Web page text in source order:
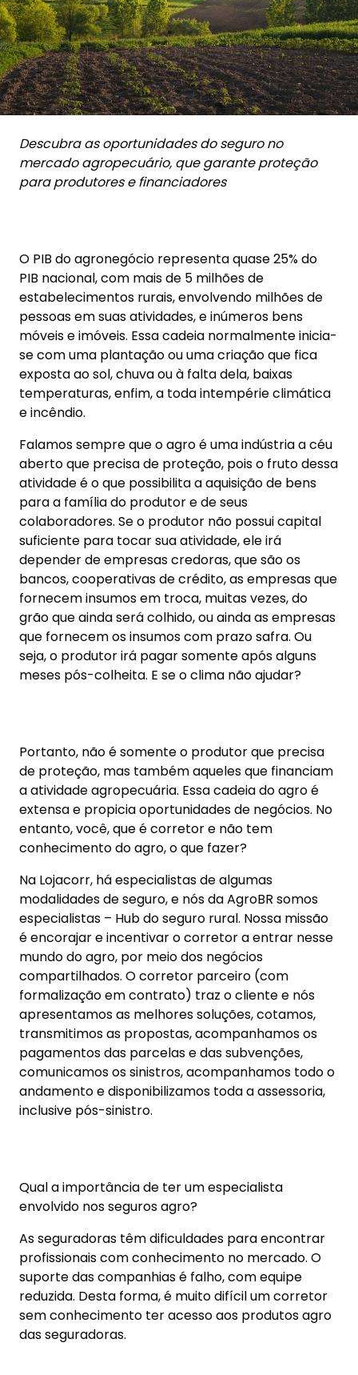
Descubra as oportunidades do seguro no
mercado agropecuário, que garante proteção
para produtores e financiadores
O PIB do agronegócio representa quase 25% do
PIB nacional, com mais de 5 milhões de
estabelecimentos rurais, envolvendo milhões de
pessoas em suas atividades, e inúmeros bens
móveis e imóveis. Essa cadeia normalmente inicia-
e incêndio.
Falamos sempre que o agro é uma indústria a céu
aberto que precisa de proteção, pois o fruto dessa
atividade é o que possibilita a aquisição de bens
para a família do produtor e de seus
colaboradores. Se o produtor não possui capital
suficiente para tocar sua atividade, ele irá
depender de empresas credoras, que são os
bancos, cooperativas de crédito, as empresas que
fornecem insumos em troca, muitas vezes, do
grão que ainda será colhido, ou ainda as empresas
que fornecem os insumos com prazo safra. Ou
seja, o produtor irá pagar somente após alguns
meses pós-colheita. E se o clima não ajudar?
Portanto, não é somente o produtor que precisa
de proteção, mas também aqueles que financiam
a atividade agropecuária. Essa cadeia do agro é
extensa e propicia oportunidades de negócios. No
entanto, você, que é corretor e não tem
conhecimento do agro, o que fazer?
Na Lojacorr, há especialistas de algumas
mundo do agro, por meio dos negócios
compartilhados. O corretor parceiro (com
formalização em contrato) traz o cliente e nós
apresentamos as melhores soluções, cotamos,
transmitimos as propostas, acompanhamos os
pagamentos das parcelas e das subvenções,
comunicamos os sinistros, acompanhamos todo o
andamento e disponibilizamos toda a assessoria,
inclusive pós-sinistro.
Qual a importância de ter um especialista
envolvido nos seguros agro?
As seguradoras têm dificuldades para encontrar
profissionais com conhecimento no mercado. O
suporte das companhias é falho, com equipe
reduzida. Desta forma, é muito difícil um corretor
sem conhecimento ter acesso aos produtos agro
das seguradoras.
É muito técnico. Se o corretor errar, perde o
Nós temos acesso a várias seguradoras, cada qual
com sua política própria de aceitação de risco.
Temos uma vantagem enorme sobre bancos, que
normalmente possuem uma única seguradora
para atender seus clientes, e sobre corretores
que não conseguem ter um portfólio vasto.
Atuamos em nove estados do Brasil. Nossos riscos
são bem distribuídos. Desta forma, conseguimos